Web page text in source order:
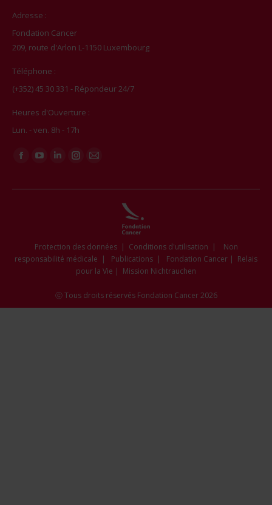
Adresse :
Fondation Cancer
209, route d'Arlon L-1150 Luxembourg
Téléphone :
(+352) 45 30 331 - Répondeur 24/7
Heures d'Ouverture :
Lun. - ven. 8h - 17h
Trouvez nous sur :
Facebook
windowwindow
LinkedIn
window
Instagram
window
Mail
window
Protection des données| Conditions d'utilisation |
Non
responsabilité médicale | Publications | Fondation Cancer | Relais
pour la Vie | Mission Nichtrauchen
ⓒ Tous droits réservés Fondation Cancer 2026